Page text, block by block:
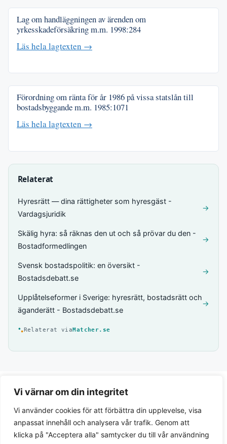
Vi värnar om din integritet
Vi använder cookies för att förbättra din upplevelse, visa
anpassat innehåll och analysera vår trafik. Genom att
klicka på "Acceptera alla" samtycker du till vår användning
Lag om handläggningen av ärenden om
yrkesskadeförsäkring m.m. 1998:284
Läs hela lagtexten →
Förordning om ränta för år 1986 på vissa statslån till
bostadsbyggande m.m. 1985:1071
Läs hela lagtexten →
Relaterat
Hyresrätt — dina rättigheter som hyresgäst -
Vardagsjuridik
→
Skälig hyra: så räknas den ut och så prövar du den -
Bostadformedlingen
→
Svensk bostadspolitik: en översikt -
Bostadsdebatt.se
→
Upplåtelseformer i Sverige: hyresrätt, bostadsrätt och
äganderätt - Bostadsdebatt.se
→
Relaterat viaMatcher.se